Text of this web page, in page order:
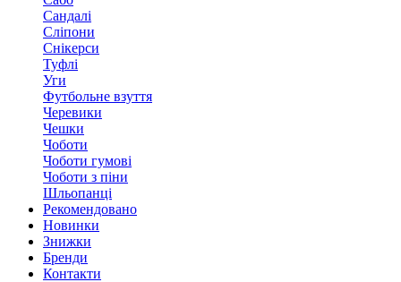
Сандалі
Сліпони
Снікерси
Туфлі
Уги
Футбольне взуття
Черевики
Чешки
Чоботи
Чоботи гумові
Чоботи з піни
Шльопанці
Рекомендовано
Новинки
Знижки
Бренди
Контакти